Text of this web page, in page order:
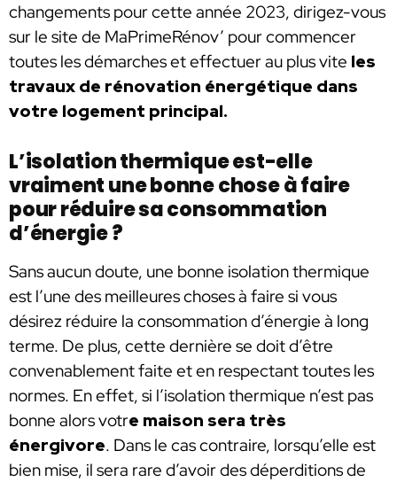
changements pour cette année 2023, dirigez-vous
sur le site de MaPrimeRénov’ pour commencer
toutes les démarches et effectuer au plus vite les
travaux de rénovation énergétique dans
votre logement principal.
L’isolation thermique est-elle
vraiment une bonne chose à faire
pour réduire sa consommation
d’énergie ?
Sans aucun doute, une bonne isolation thermique
est l’une des meilleures choses à faire si vous
désirez réduire la consommation d’énergie à long
terme. De plus, cette dernière se doit d’être
convenablement faite et en respectant toutes les
normes. En effet, si l’isolation thermique n’est pas
bonne alors votre maison sera très
énergivore. Dans le cas contraire, lorsqu’elle est
bien mise, il sera rare d’avoir des déperditions de